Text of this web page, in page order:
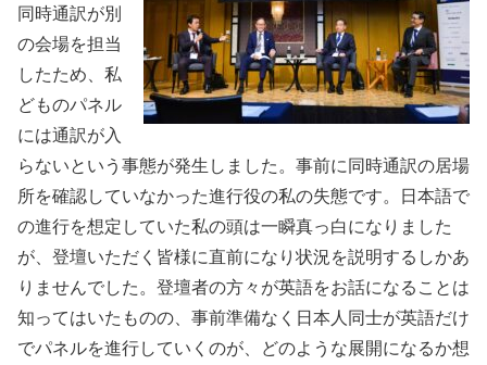
同時通訳が別
の会場を担当
したため、私
どものパネル
には通訳が入
らないという事態が発生しました。事前に同時通訳の居場
所を確認していなかった進行役の私の失態です。日本語で
の進行を想定していた私の頭は一瞬真っ白になりました
が、登壇いただく皆様に直前になり状況を説明するしかあ
りませんでした。登壇者の方々が英語をお話になることは
知ってはいたものの、事前準備なく日本人同士が英語だけ
でパネルを進行していくのが、どのような展開になるか想